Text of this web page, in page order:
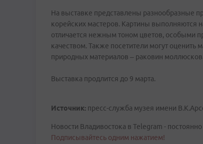
На выставке представлены разнообразные
корейских мастеров. Картины
отличается нежным тоном цветов, особыми
качеством. Также посетители могут оценить
природных материалов – раковин моллюсков.
Выставка продлится до 9 марта.
Источник: пресс-служба музея имени
Новости Владивостока в Telegram -
Подписывайтесь одним нажатием!